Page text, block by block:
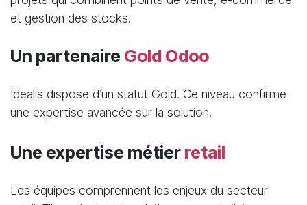
et gestion des stocks.
Un partenaire Gold Odoo
Idealis dispose d’un statut Gold. Ce niveau confirme
une expertise avancée sur la solution.
Une expertise métier retail
Les équipes comprennent les enjeux du secteur